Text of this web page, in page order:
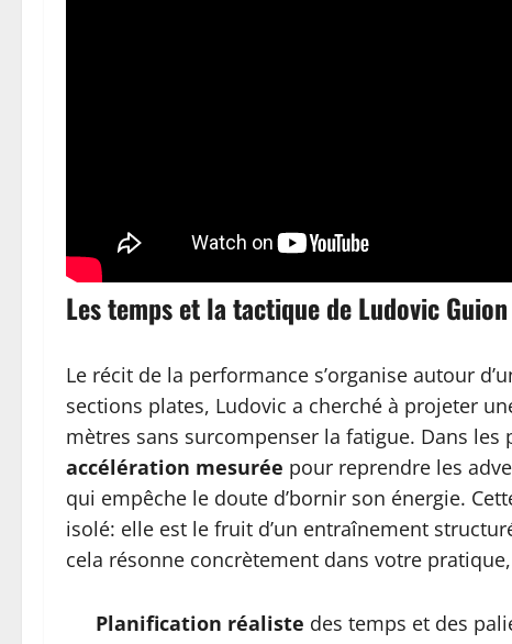
Les temps et la tactique de Ludovic Guion
Le récit de la performance s’organise autour
sections plates, Ludovic a cherché à projeter
mètres sans surcompenser la fatigue. Dans
accélération mesurée pour reprendre les
qui empêche le doute d’bornir son énergie.
isolé: elle est le fruit d’un entraînement
cela résonne concrètement dans votre
Planification réaliste des temps et des